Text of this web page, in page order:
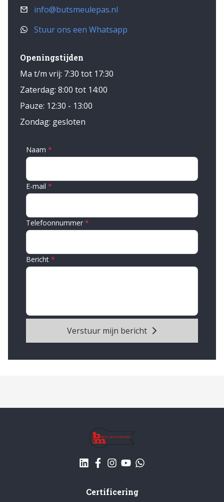
constructiestaal St 52 - 3 S355 Voor meer
van onze verkopers. = Meer informatie = Type:
info@butsmeulepas.nl
Stuur ons een Whatsapp
Openingstijden
Ma t/m vrij: 7:30 tot 17:30
Zaterdag: 8:00 tot 14:00
Pauze: 12:30 - 13:00
Zondag: gesloten
Naam
E-mail
Telefoonnummer
Bericht
Verstuur mijn bericht
Certificering